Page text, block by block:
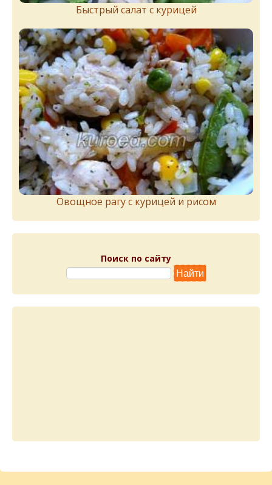
Быстрый салат с курицей
Овощное рагу с курицей и рисом
Поиск по сайту